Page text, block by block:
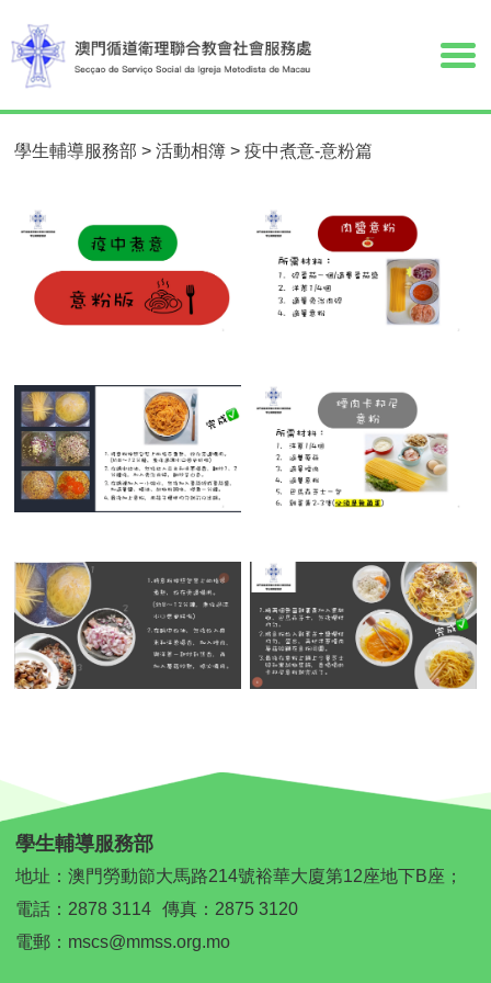
學生輔導服務部 > 活動相簿 > 疫中煮意-意粉篇
學生輔導服務部
地址：澳門勞動節大馬路214號裕華大廈第12座地下B座；
電話： 2878 3114 傳真：2875 3120
電郵： mscs@mmss.org.mo